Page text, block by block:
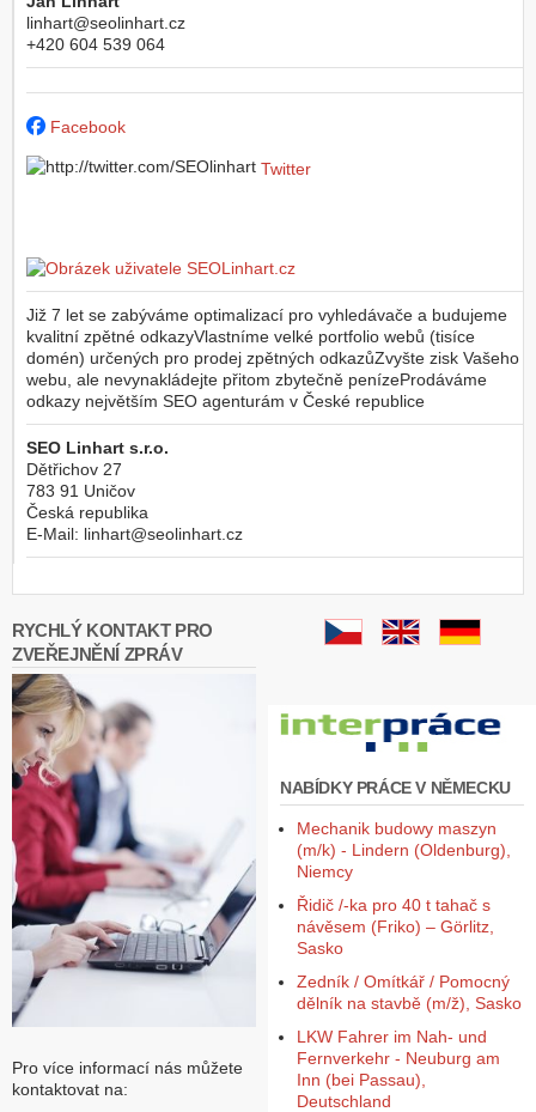
linhart@seolinhart.cz
+420 604 539 064
Facebook
Twitter
Již 7 let se zabýváme optimalizací pro vyhledávače a budujeme
kvalitní zpětné odkazyVlastníme velké portfolio webů (tisíce
domén) určených pro prodej zpětných odkazůZvyšte zisk Vašeho
webu, ale nevynakládejte přitom zbytečně penízeProdáváme
odkazy největším SEO agenturám v České republice
SEO Linhart s.r.o.
Dětřichov 27
783 91 Uničov
Česká republika
E-Mail: linhart@seolinhart.cz
RYCHLÝ KONTAKT PRO
ZVEŘEJNĚNÍ ZPRÁV
Pro více informací nás můžete
kontaktovat na:
NABÍDKY PRÁCE V NĚMECKU
Mechanik budowy maszyn
(m/k) - Lindern (Oldenburg),
Niemcy
Řidič /-ka pro 40 t tahač s
návěsem (Friko) – Görlitz,
Sasko
Zedník / Omítkář / Pomocný
dělník na stavbě (m/ž), Sasko
LKW Fahrer im Nah- und
Fernverkehr - Neuburg am
Inn (bei Passau),
Deutschland